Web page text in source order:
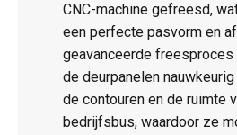
CNC-machine gefreesd,
een perfecte pasvorm en
geavanceerde
de deurpanelen
de contouren en de ruimte
bedrijfsbus, waardoor ze